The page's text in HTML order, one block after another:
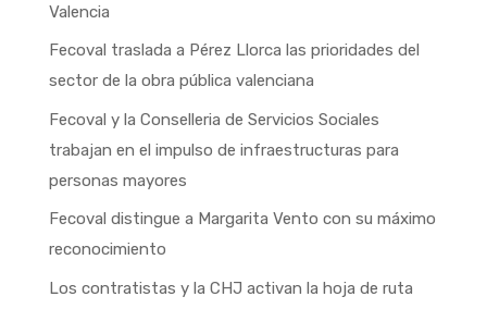
Valencia
Fecoval traslada a Pérez Llorca las prioridades del
sector de la obra pública valenciana
Fecoval y la Conselleria de Servicios Sociales
trabajan en el impulso de infraestructuras para
personas mayores
Fecoval distingue a Margarita Vento con su máximo
reconocimiento
Los contratistas y la CHJ activan la hoja de ruta